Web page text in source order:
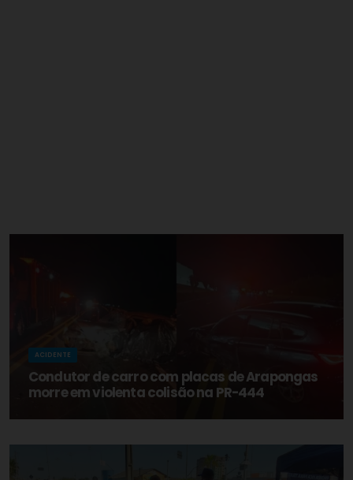
ACIDENTE
Condutor de carro com placas de Arapongas
morre em violenta colisão na PR-444